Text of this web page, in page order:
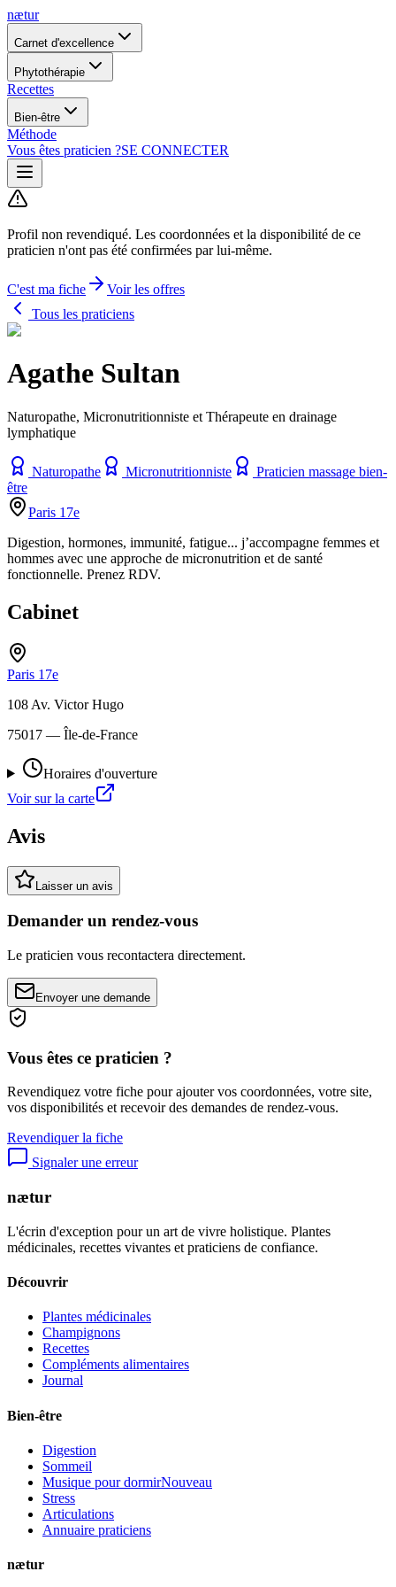
nætur
Carnet d'excellence
Phytothérapie
Recettes
Bien-être
Méthode
Vous êtes praticien ?SE CONNECTER
Profil non revendiqué. Les coordonnées et la disponibilité de ce
praticien n'ont pas été confirmées par lui-même.
C'est ma fiche
Voir les offres
Tous les praticiens
Agathe Sultan
Naturopathe, Micronutritionniste et Thérapeute en drainage
lymphatique
Naturopathe Micronutritionniste
Praticien massage bien-
être
Paris 17e
Digestion, hormones, immunité, fatigue... j’accompagne femmes et
hommes avec une approche de micronutrition et de santé
fonctionnelle. Prenez RDV.
Cabinet
Paris 17e
108 Av. Victor Hugo
75017 — Île-de-France
Horaires d'ouverture
Voir sur la carte
Avis
Laisser un avis
Demander un rendez-vous
Le praticien vous recontactera directement.
Envoyer une demande
Vous êtes ce praticien ?
Revendiquez votre fiche pour ajouter vos coordonnées, votre site,
vos disponibilités et recevoir des demandes de rendez-vous.
Revendiquer la fiche
Signaler une erreur
nætur
L'écrin d'exception pour un art de vivre holistique. Plantes
médicinales, recettes vivantes et praticiens de confiance.
Découvrir
Plantes médicinales
Champignons
Recettes
Compléments alimentaires
Journal
Bien-être
Digestion
Sommeil
Musique pour dormirNouveau
Stress
Articulations
Annuaire praticiens
nætur